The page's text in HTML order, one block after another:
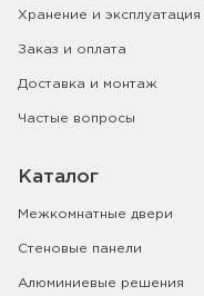
Хранение и эксплуатация
Заказ и оплата
Доставка и монтаж
Частые вопросы
Каталог
Межкомнатные двери
Стеновые панели
Алюминиевые решения